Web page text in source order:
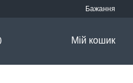
Бажання
Мій кошик